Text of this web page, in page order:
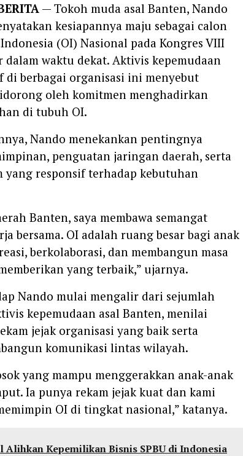
— Tokoh muda asal Banten, Nando
kesiapannya maju sebagai calon
(OI) Nasional pada Kongres VIII
dalam waktu dekat. Aktivis kepemudaan
di berbagai organisasi ini menyebut
oleh komitmen menghadirkan
di tubuh OI.
Nando menekankan pentingnya
penguatan jaringan daerah, serta
yang responsif terhadap kebutuhan
Banten, saya membawa semangat
bersama. OI adalah ruang besar bagi anak
berkolaborasi, dan membangun masa
yang terbaik,” ujarnya.
Nando mulai mengalir dari sejumlah
kepemudaan asal Banten, menilai
jejak organisasi yang baik serta
komunikasi lintas wilayah.
yang mampu menggerakkan anak-anak
Ia punya rekam jejak kuat dan kami
OI di tingkat nasional,” katanya.
Alihkan Kepemilikan Bisnis SPBU di Indonesia